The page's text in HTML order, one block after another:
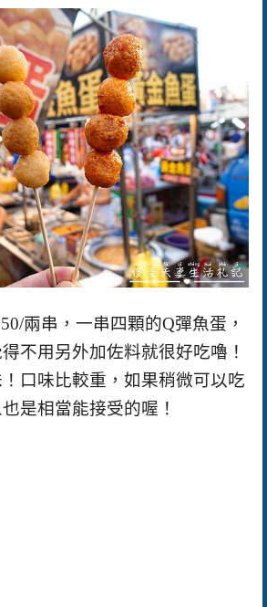
兩串，一串四顆的Q彈魚蛋，
不用另外加佐料就很好吃嚕！
口味比較重，如果稍微可以吃
是相當能接受的喔！